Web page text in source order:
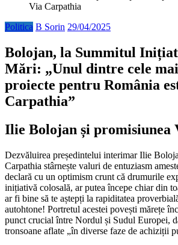
Politica B Sorin 29/04/2025
Bolojan, la Summitul
Mări: „Unul dintre cele
proiecte pentru România
Carpathia”
Ilie Bolojan și promisiunea
Dezvăluirea președintelui interimar Ilie
Carpathia stârnește valuri de entuziasm
declară cu un optimism crunt că drumurile
inițiativă colosală, ar putea începe chiar din
ar fi bine să te aștepți la rapiditatea
autohtone! Portretul acestei povești mărețe
punct crucial între Nordul și Sudul Europei,
tronsoane aflate „în diverse faze de achiziții